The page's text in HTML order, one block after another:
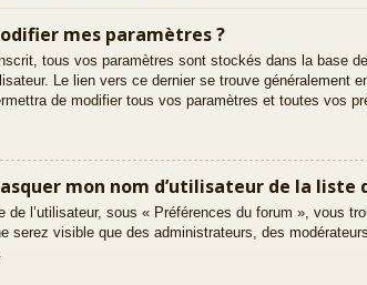
mes paramètres ?
tous vos paramètres sont stockés dans la base
Le lien vers ce dernier se trouve généralement
de modifier tous vos paramètres et toutes vos
mon nom d’utilisateur de la liste
de l’utilisateur, sous « Préférences du forum », vous
serez visible que des administrateurs, des